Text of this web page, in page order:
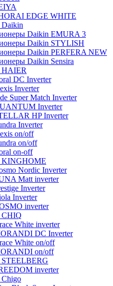
EDGE WHITE
Daikin EMURA 3
Daikin STYLISH
Daikin PERFERA NEW
Daikin Sensira
HAIER
DC Inverter
Inverter
Super Match Inverter
Inverter
HP Inverter
Inverter
on/off
on/off
on-off
KINGHOME
Nordic Inverter
Matt inverter
Inverter
Inverter
inverter
CHIQ
White inverter
DC Inverter
White on/off
on/off
inverter